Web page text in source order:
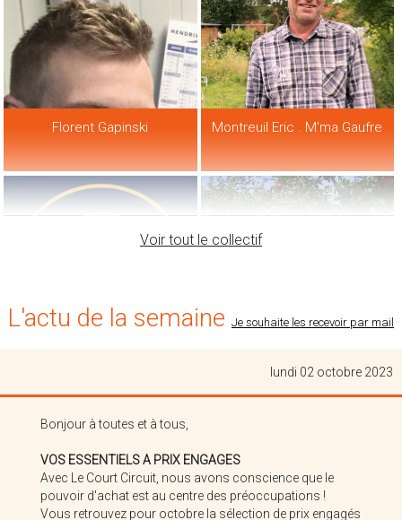
Florent Gapinski Montreuil Eric . M'ma Gaufre
Verger Terroir Du Nord
Voir tout le collectif
L'actu de la semaine Je souhaite les recevoir par mail
lundi 02 octobre 2023
Bonjour à toutes et à tous,
VOS ESSENTIELS A PRIX ENGAGES
Avec Le Court Circuit, nous avons conscience que le
pouvoir d'achat est au centre des préoccupations !
Vous retrouvez pour octobre la sélection de prix engagés